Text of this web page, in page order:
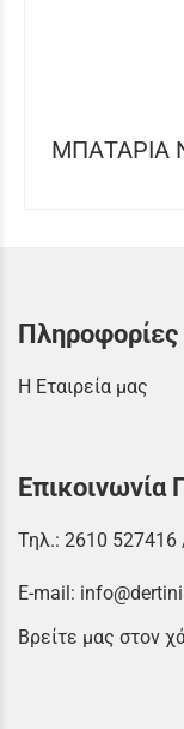
ΜΠΑΤΑΡΙΑ
Πληροφορίες
Η Εταιρεία μας
Επικοινωνία
Τηλ.: 2610 527416
E-mail:
Βρείτε μας στον